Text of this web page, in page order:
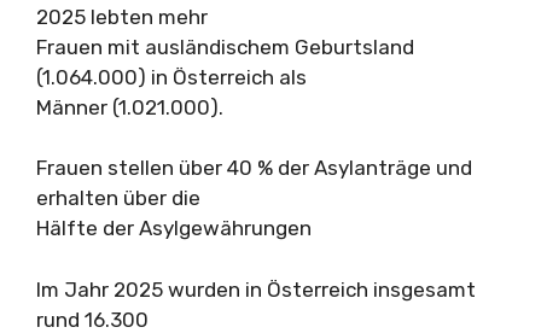
2025 lebten mehr
Frauen mit ausländischem Geburtsland
(1.064.000) in Österreich als
Männer (1.021.000).
Frauen stellen über 40 % der Asylanträge und
erhalten über die
Hälfte der Asylgewährungen
Im Jahr 2025 wurden in Österreich insgesamt
rund 16.300